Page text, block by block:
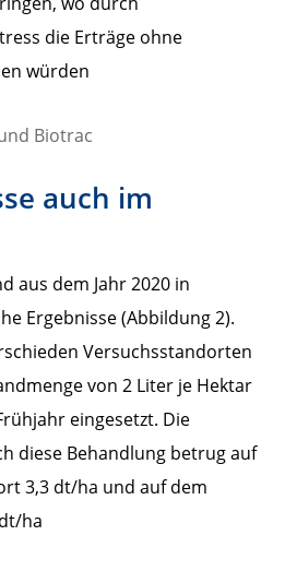
die Erträge ohne
würden
auch im
aus dem Jahr 2020 in
Ergebnisse (Abbildung 2).
Versuchsstandorten
von 2 Liter je Hektar
eingesetzt. Die
diese Behandlung betrug auf
3,3 dt/ha und auf dem
ha